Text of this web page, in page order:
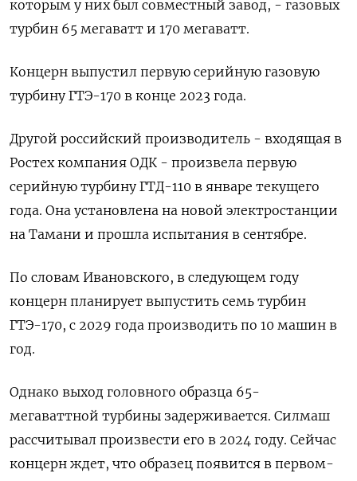
которым у них был совместный завод, - газовых
турбин 65 мегаватт и 170 мегаватт.
Концерн выпустил первую серийную газовую
турбину ГТЭ-170 в конце 2023 года.
Другой российский производитель - входящая в
Ростех компания ОДК - произвела первую
серийную турбину ГТД-110 в январе текущего
года. Она установлена на новой электростанции
на Тамани и прошла испытания в сентябре.
По словам Ивановского, в следующем году
концерн планирует выпустить семь турбин
ГТЭ-170, с 2029 года производить по 10 машин в
год.
Однако выход головного образца 65-
мегаваттной турбины задерживается. Силмаш
рассчитывал произвести его в 2024 году. Сейчас
концерн ждет, что образец появится в первом-